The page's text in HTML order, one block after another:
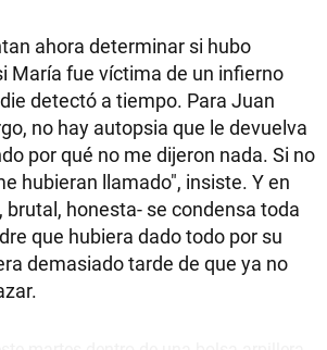
ahora determinar si hubo
María fue víctima de un infierno
detectó a tiempo. Para Juan
no hay autopsia que le devuelva
por qué no me dijeron nada. Si no
hubieran llamado", insiste. Y en
brutal, honesta- se condensa toda
que hubiera dado todo por su
demasiado tarde de que ya no